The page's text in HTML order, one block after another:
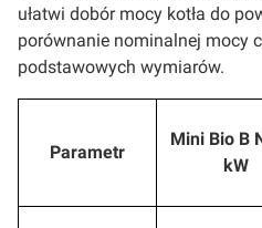
ułatwi dobór mocy kotła do
porównanie nominalnej mocy
podstawowych wymiarów.
Parametr
Mini Bio B
kW